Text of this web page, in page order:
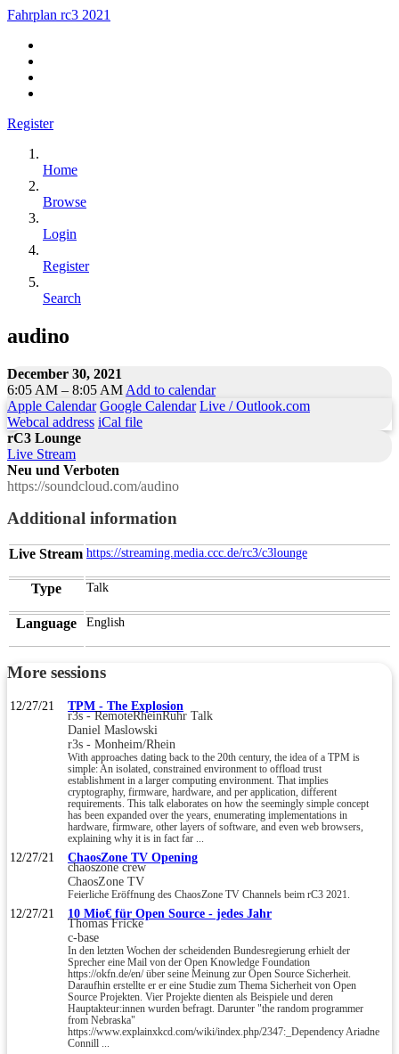
Fahrplan rc3 2021
Register
Home
Browse
Login
Register
Search
audino
December 30, 2021
6:05 AM – 8:05 AM Add to calendar
Apple Calendar Google Calendar Live / Outlook.com
Webcal address iCal file
rC3 Lounge
Live Stream
Neu und Verboten
https://soundcloud.com/audino
Additional information
Live Stream https://streaming.media.ccc.de/rc3/c3lounge
Type Talk
Language English
More sessions
12/27/21 TPM - The Explosion
r3s - RemoteRheinRuhr Talk
Daniel Maslowski
r3s - Monheim/Rhein
With approaches dating back to the 20th century, the idea of a TPM is
simple: An isolated, constrained environment to offload trust
establishment in a larger computing environment. That implies
cryptography, firmware, hardware, and per application, different
requirements. This talk elaborates on how the seemingly simple concept
has been expanded over the years, enumerating implementations in
hardware, firmware, other layers of software, and even web browsers,
explaining why it is in fact far ...
12/27/21 ChaosZone TV Opening
chaoszone crew
ChaosZone TV
Feierliche Eröffnung des ChaosZone TV Channels beim rC3 2021.
12/27/21 10 Mio€ für Open Source - jedes Jahr
Thomas Fricke
c-base
In den letzten Wochen der scheidenden Bundesregierung erhielt der
Sprecher eine Mail von der Open Knowledge Foundation
https://okfn.de/en/ über seine Meinung zur Open Source Sicherheit.
Daraufhin erstellte er er eine Studie zum Thema Sicherheit von Open
Source Projekten. Vier Projekte dienten als Beispiele und deren
Hauptakteur:innen wurden befragt. Darunter "the random programmer
from Nebraska"
https://www.explainxkcd.com/wiki/index.php/2347:_Dependency Ariadne
Connill ...